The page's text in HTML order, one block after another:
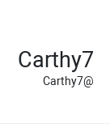
Carthy7
@Carthy7